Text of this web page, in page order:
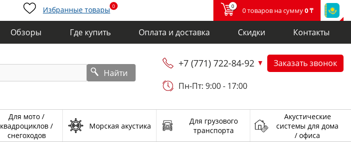
Избранные товары 0 0
0 товаров на сумму0 ₸
Обзоры Где купить Оплата и доставка Скидки Контакты
Найти
+7 (771) 722-84-92 Заказать звонок
Пн-Пт: 9:00 - 17:00
Для мото /
квадроциклов /
снегоходов
Морская акустика
Для грузового
транспорта
Акустические
системы для дома
/ офиса